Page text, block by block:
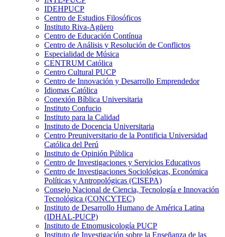
IDEHPUCP
Centro de Estudios Filosóficos
Instituto Riva-Agüero
Centro de Educación Contínua
Centro de Análisis y Resolución de Conflictos
Especialidad de Música
CENTRUM Católica
Centro Cultural PUCP
Centro de Innovación y Desarrollo Emprendedor
Idiomas Católica
Conexión Bíblica Universitaria
Instituto Confucio
Instituto para la Calidad
Instituto de Docencia Universitaria
Centro Preuniversitario de la Pontificia Universidad
Católica del Perú
Instituto de Opinión Pública
Centro de Investigaciones y Servicios Educativos
Centro de Investigaciones Sociológicas, Económica
Políticas y Antropológicas (CISEPA)
Consejo Nacional de Ciencia, Tecnología e Innovación
Tecnológica (CONCYTEC)
Instituto de Desarrollo Humano de América Latina
(IDHAL-PUCP)
Instituto de Etnomusicología PUCP
Instituto de Investigación sobre la Enseñanza de las